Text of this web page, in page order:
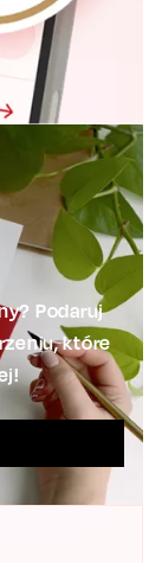
Podaruj
które